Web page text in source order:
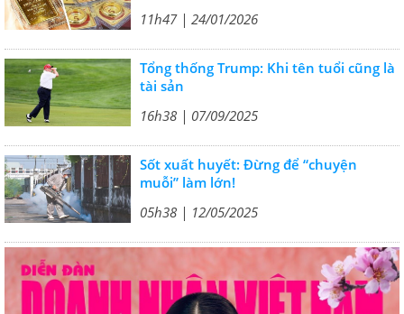
11h47 | 24/01/2026
Tổng thống Trump: Khi tên tuổi cũng là
tài sản
16h38 | 07/09/2025
Sốt xuất huyết: Đừng để “chuyện
muỗi” làm lớn!
05h38 | 12/05/2025